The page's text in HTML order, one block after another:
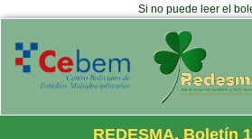
Si no puede leer el
REDESMA, Boletín